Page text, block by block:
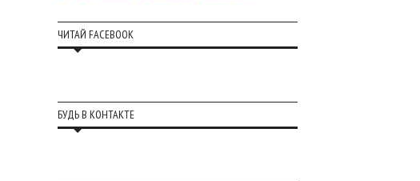
ЧИТАЙ FACEBOOK
БУДЬ В КОНТАКТЕ